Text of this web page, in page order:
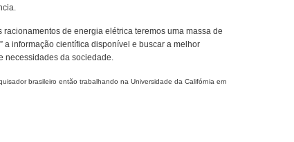
de energia elétrica teremos uma massa de
a informação científica disponível e buscar a melhor
necessidades da sociedade.
brasileiro então trabalhando na Universidade da Califórnia em